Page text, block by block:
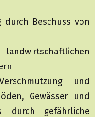
durch Beschuss von
und
Gewässer und
durch gefährliche